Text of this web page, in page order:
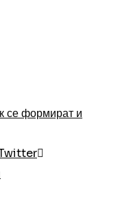
се формират и